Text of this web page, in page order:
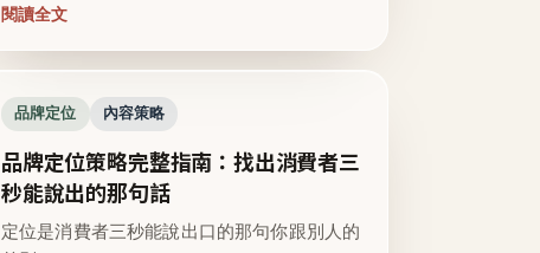
閱讀全文
品牌定位 內容策略
品牌定位策略完整指南：找出消費者三
秒能說出的那句話
定位是消費者三秒能說出口的那句你跟別人的